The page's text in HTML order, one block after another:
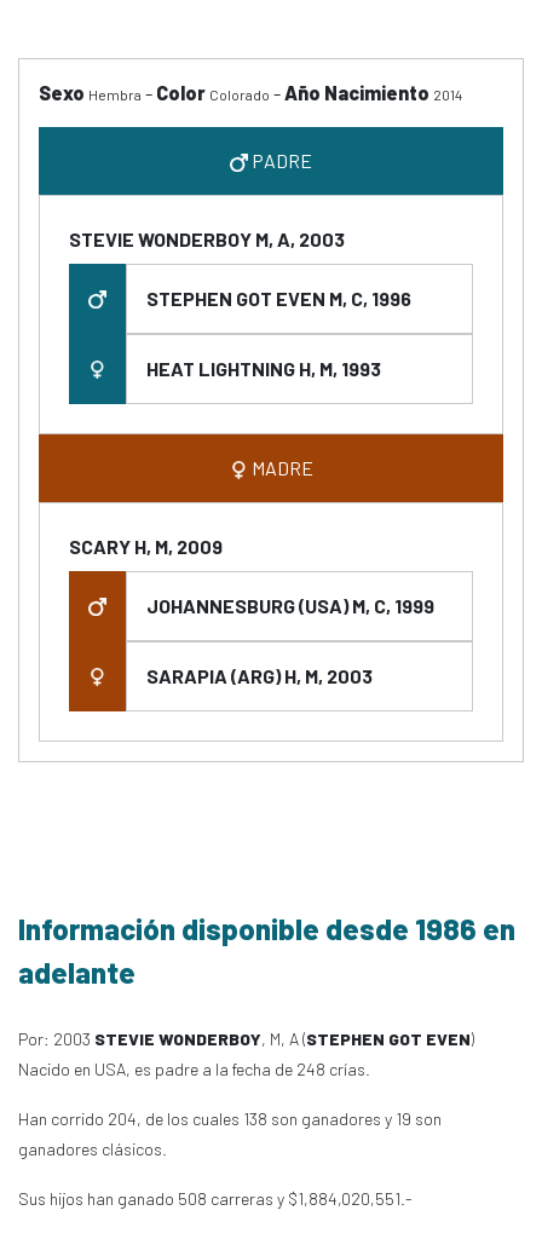
Sexo Hembra - Color Colorado -Año Nacimiento 2014
PADRE
STEVIE WONDERBOY M, A, 2003
STEPHEN GOT EVEN M, C, 1996
HEAT LIGHTNING H, M, 1993
MADRE
SCARY H, M, 2009
JOHANNESBURG (USA) M, C, 1999
SARAPIA (ARG) H, M, 2003
Información disponible desde 1986 en
adelante
Por: 2003 STEVIE WONDERBOY, M, A (STEPHEN GOT EVEN)
Nacido en USA, es padre a la fecha de 248 crías.
Han corrido 204, de los cuales 138 son ganadores y 19 son
ganadores clásicos.
Sus hijos han ganado 508 carreras y $1,884,020,551.-